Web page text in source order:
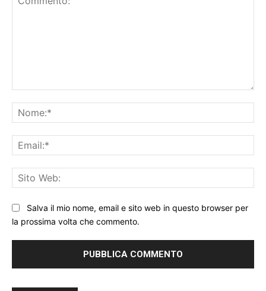
Salva il mio nome, email e sito web in questo browser per
la prossima volta che commento.